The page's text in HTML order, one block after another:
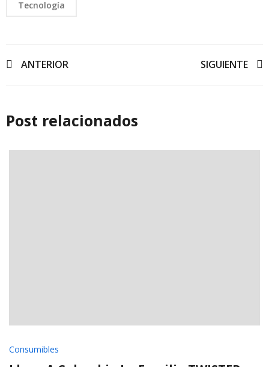
Tecnología
ANTERIOR SIGUIENTE
Post relacionados
Consumibles